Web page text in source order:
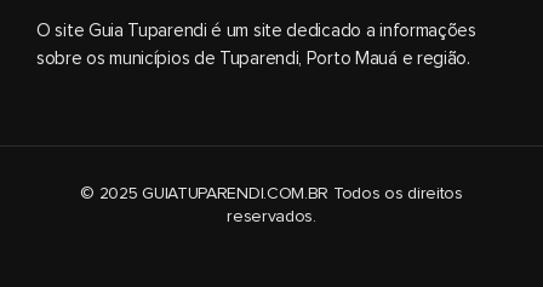
O site Guia Tuparendi é um site dedicado a informações
sobre os municípios de Tuparendi, Porto Mauá e região.
© 2025 GUIATUPARENDI.COM.BR Todos os direitos
reservados.